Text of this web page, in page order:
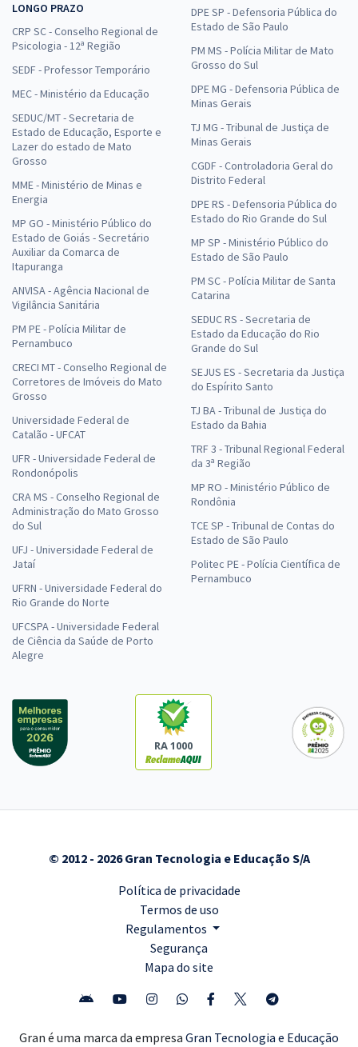
LONGO PRAZO
CRP SC - Conselho Regional de
Psicologia - 12ª Região
SEDF - Professor Temporário
MEC - Ministério da Educação
SEDUC/MT - Secretaria de
Estado de Educação, Esporte e
Lazer do estado de Mato
Grosso
MME - Ministério de Minas e
Energia
MP GO - Ministério Público do
Estado de Goiás - Secretário
Auxiliar da Comarca de
Itapuranga
ANVISA - Agência Nacional de
Vigilância Sanitária
PM PE - Polícia Militar de
Pernambuco
CRECI MT - Conselho Regional de
Corretores de Imóveis do Mato
Grosso
Universidade Federal de
Catalão - UFCAT
UFR - Universidade Federal de
Rondonópolis
CRA MS - Conselho Regional de
Administração do Mato Grosso
do Sul
UFJ - Universidade Federal de
Jataí
UFRN - Universidade Federal do
Rio Grande do Norte
UFCSPA - Universidade Federal
de Ciência da Saúde de Porto
Alegre
DPE SP - Defensoria Pública do
Estado de São Paulo
PM MS - Polícia Militar de Mato
Grosso do Sul
DPE MG - Defensoria Pública de
Minas Gerais
TJ MG - Tribunal de Justiça de
Minas Gerais
CGDF - Controladoria Geral do
Distrito Federal
DPE RS - Defensoria Pública do
Estado do Rio Grande do Sul
MP SP - Ministério Público do
Estado de São Paulo
PM SC - Polícia Militar de Santa
Catarina
SEDUC RS - Secretaria de
Estado da Educação do Rio
Grande do Sul
SEJUS ES - Secretaria da Justiça
do Espírito Santo
TJ BA - Tribunal de Justiça do
Estado da Bahia
TRF 3 - Tribunal Regional Federal
da 3ª Região
MP RO - Ministério Público de
Rondônia
TCE SP - Tribunal de Contas do
Estado de São Paulo
Politec PE - Polícia Científica de
Pernambuco
RA 1000
© 2012 - 2026 Gran Tecnologia e Educação S/A
Política de privacidade
Termos de uso
Regulamentos
Segurança
Mapa do site
Gran é uma marca da empresa Gran Tecnologia e Educação